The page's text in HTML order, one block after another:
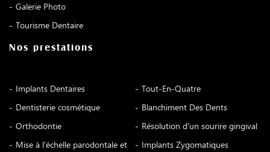
Galerie Photo
Tourisme Dentaire
Nos prestations
Implants Dentaires
Tout-En-Quatre
Dentisterie cosmétique
Blanchiment Des Dents
Orthodontie
Résolution d'un sourire gingival
Mise à l'échelle parodontale et
Implants Zygomatiques